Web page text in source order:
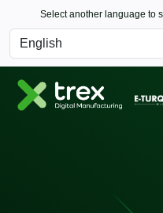
Select another language to